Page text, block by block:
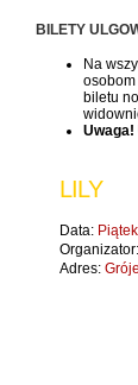
BILETY
Na
biletu
LILY
Data:
Organizator:
Adres: